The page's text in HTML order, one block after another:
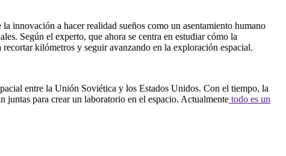
innovación a hacer realidad sueños como un asentamiento humano
Según el experto, que ahora se centra en estudiar cómo la
kilómetros y seguir avanzando en la exploración espacial.
entre la Unión Soviética y los Estados Unidos. Con el tiempo, la
juntas para crear un laboratorio en el espacio. Actualmente todo es un